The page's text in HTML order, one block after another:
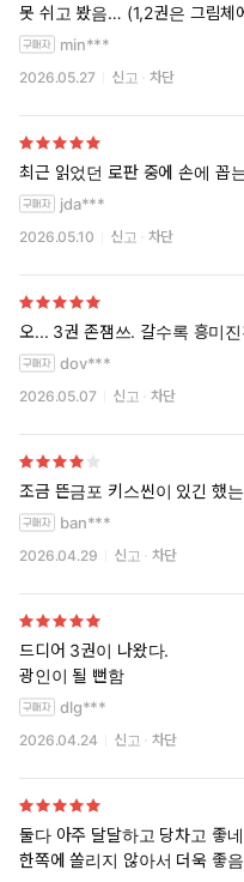
못 쉬고 봤음… (1,2권은 그림체
min***
2026.05.27 신고 차단
최근 읽었던 로판 중에 손에 꼽
jda***
2026.05.10 신고 차단
오... 3권 존잼쓰. 갈수록 흥미
dov***
2026.05.07 신고 차단
조금 뜬금포 키스씬이 있긴 했
ban***
2026.04.29 신고 차단
드디어 3권이 나왔다.
광인이 될 뻔함
dlg***
2026.04.24 신고 차단
둘다 아주 달달하고 당차고 좋
한쪽에 쏠리지 않아서 더욱 좋음